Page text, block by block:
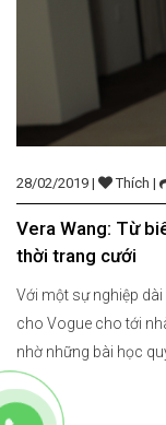
28/02/2019 | Thích |
Vera Wang: Từ
thời trang cưới
Với một sự nghiệp
cho Vogue cho tới
nhờ những bài học
Wang thích liệt kê. Di